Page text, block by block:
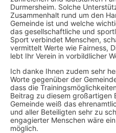
Durmersheim. Solche
Zusammenhalt rund um den
Gemeinde ist und welche
das gesellschaftliche und
Sport verbindet Menschen,
vermittelt Werte wie Fairness,
lebt Ihr Verein in vorbildlicher
Ich danke Ihnen zudem sehr
Worte gegenüber der
dass die
Beitrag zu diesem großartigen
Gemeinde weiß das
und aller Beteiligten sehr zu
engagierter Menschen wäre
möglich.